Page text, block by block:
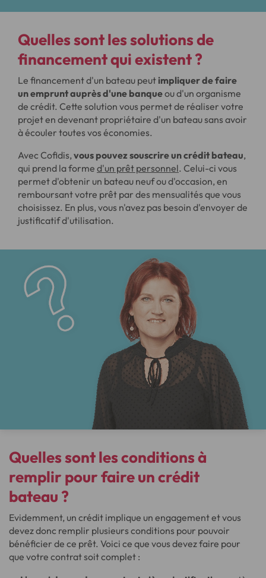
Quelles sont les solutions de
financement qui existent ?
Le financement d'un bateau peut impliquer de faire
un emprunt auprès d'une banqueou d'un organisme
de crédit. Cette solution vous permet de réaliser votre
projet en devenant propriétaire d'un bateau sans avoir
à écouler toutes vos économies.
Avec Cofidis,vous pouvez souscrire un crédit bateau,
qui prend la forme d'un prêt personnel. Celui-ci vous
permet d'obtenir un bateau neuf ou d'occasion, en
remboursant votre prêt par des mensualités que vous
choisissez. En plus, vous n'avez pas besoin d'envoyer de
justificatif d'utilisation.
Quelles sont les conditions à
remplir pour faire un crédit
bateau ?
Evidemment, un crédit implique un engagement et vous
devez donc remplir plusieurs conditions pour pouvoir
bénéficier de ce prêt. Voici ce que vous devez faire pour
que votre contrat soit complet :